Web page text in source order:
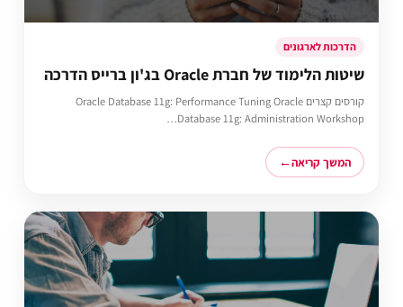
הדרכות לארגונים
שיטות הלימוד של חברת Oracle בג'ון ברייס הדרכה
קורסים קצרים Oracle Database 11g: Performance Tuning Oracle
Database 11g: Administration Workshop…
המשך קריאה